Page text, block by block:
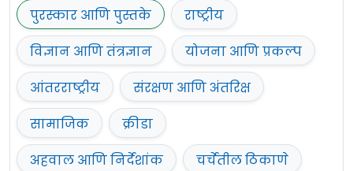
पुरस्कार आणि पुस्तके
राष्ट्रीय
विज्ञान आणि तंत्रज्ञान
योजना आणि प्रकल्प
आंतरराष्ट्रीय
संरक्षण आणि अंतरिक्ष
सामाजिक
क्रीडा
अहवाल आणि निर्देशांक
चर्चेतील ठिकाणे